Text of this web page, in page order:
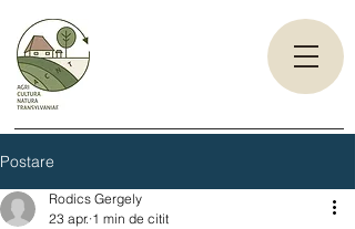
Postare
Rodics Gergely
23 apr. 1 min de citit